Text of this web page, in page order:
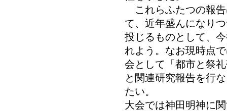
これらふたつの報
て、近年盛んになり
投じるものとして、
れよう。なお現時点
会として「都市と祭
と関連研究報告を行
たい。
大会では神田明神に